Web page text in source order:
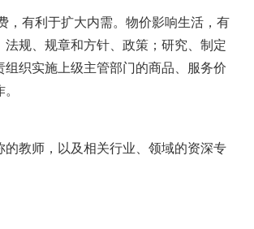
有利于扩大内需。物价影响生活，有
规、规章和方针、政策；研究、制定
织实施上级主管部门的商品、服务价
的教师，以及相关行业、领域的资深专